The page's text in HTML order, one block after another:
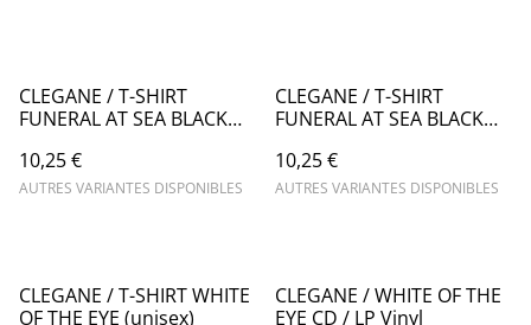
CLEGANE / T-SHIRT
FUNERAL AT SEA BLACK
10,25 €
AUTRES VARIANTES DISPONIBLES
CLEGANE / T-SHIRT
FUNERAL AT SEA BLACK
10,25 €
AUTRES VARIANTES DISPONIBLES
CLEGANE / T-SHIRT WHITE
OF THE EYE (unisex)
CLEGANE / WHITE OF THE
EYE CD / LP Vinyl